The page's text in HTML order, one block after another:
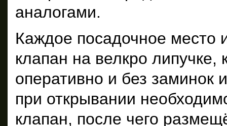
аналогами.
Каждое посадочное
клапан на велкро липучке,
оперативно и без заминок
при открывании
клапан, после чего